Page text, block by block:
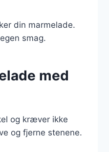
din marmelade.
smag.
med
og kræver ikke
og fjerne stenene.